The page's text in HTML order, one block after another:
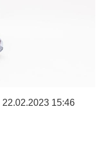
22.02.2023 15:46